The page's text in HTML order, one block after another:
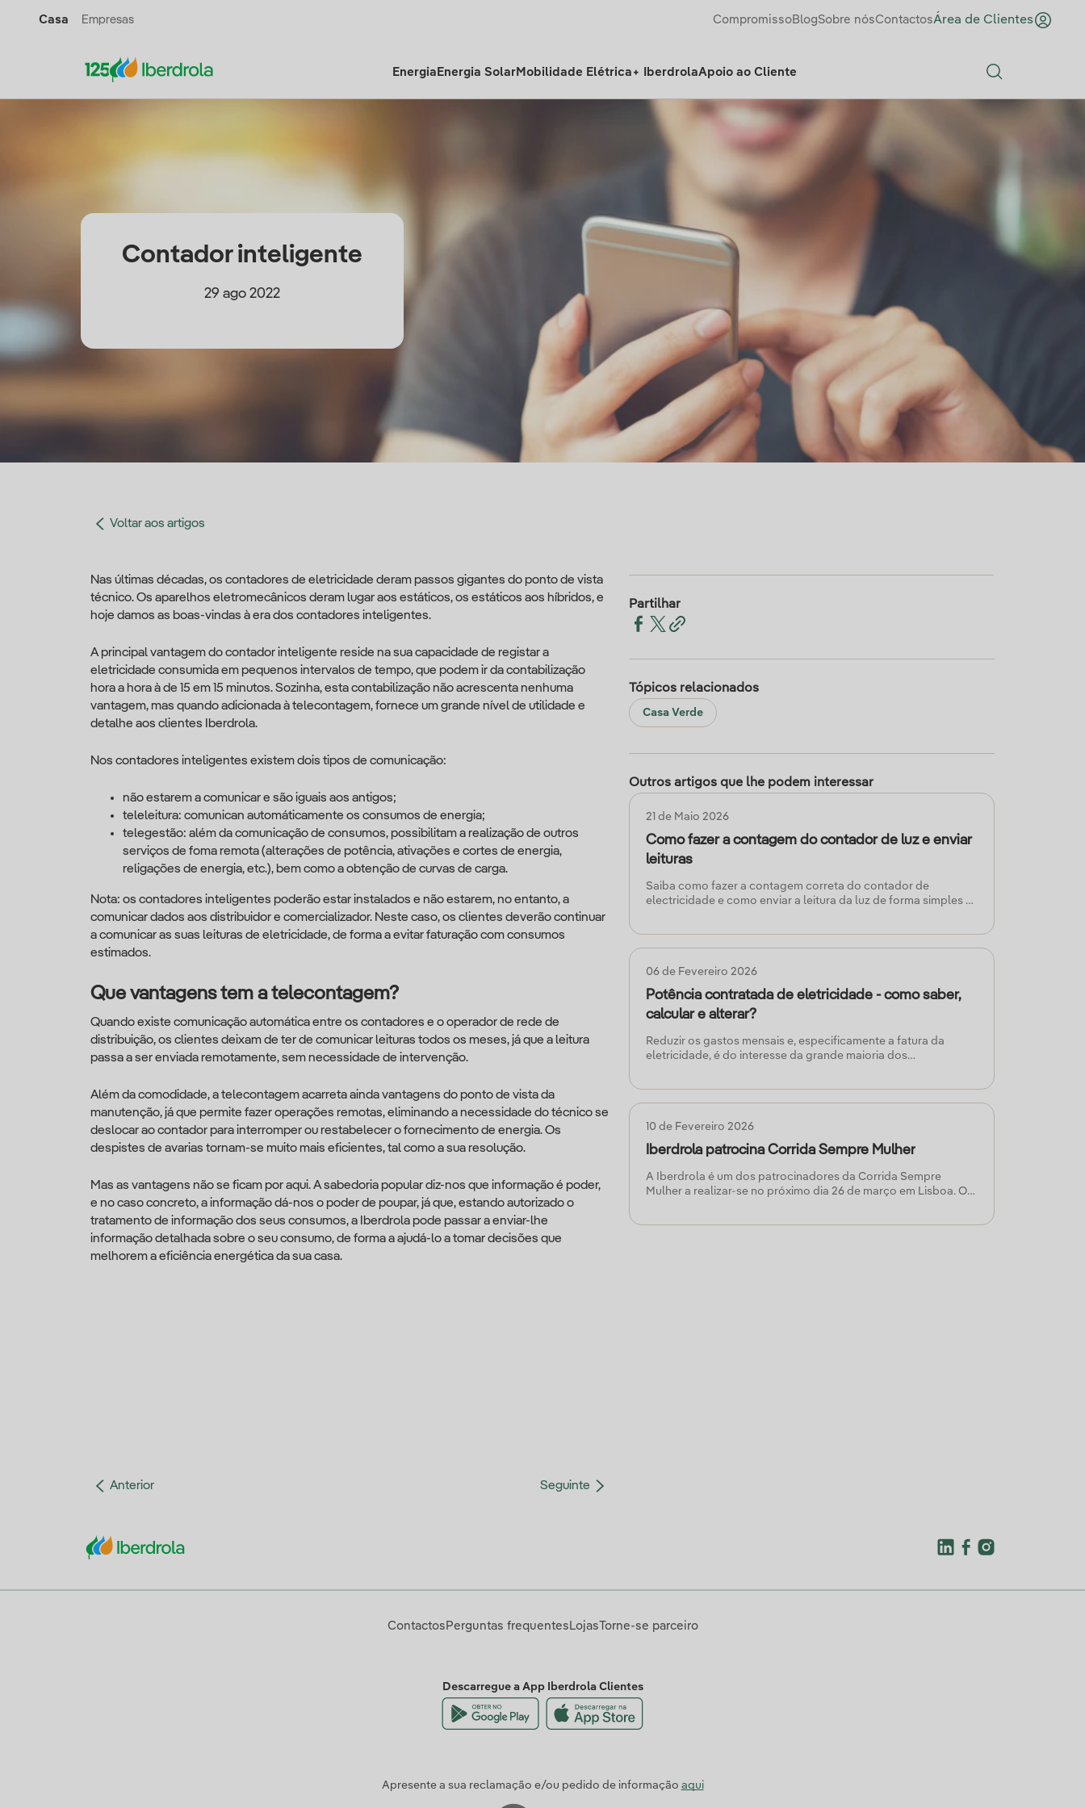
Casa Empresas CompromissoBlogSobre nósContactosÁrea de Clientes
Energia Energia Solar Mobilidade Elétrica + IberdrolaApoio ao Cliente
Contador inteligente
29 ago 2022
Voltar aos artigos
Nas últimas décadas, os contadores de eletricidade deram passos gigantes do ponto de vista
técnico. Os aparelhos eletromecânicos deram lugar aos estáticos, os estáticos aos híbridos, e
hoje damos as boas-vindas à era dos contadores inteligentes.
A principal vantagem do contador inteligente reside na sua capacidade de registar a
eletricidade consumida em pequenos intervalos de tempo, que podem ir da contabilização
hora a hora à de 15 em 15 minutos. Sozinha, esta contabilização não acrescenta nenhuma
vantagem, mas quando adicionada à telecontagem, fornece um grande nível de utilidade e
detalhe aos clientes Iberdrola.
Nos contadores inteligentes existem dois tipos de comunicação:
não estarem a comunicar e são iguais aos antigos;
teleleitura: comunican automáticamente os consumos de energia;
telegestão: além da comunicação de consumos, possibilitam a realização de outros
serviços de foma remota (alterações de potência, ativações e cortes de energia,
religações de energia, etc.), bem como a obtenção de curvas de carga.
Nota: os contadores inteligentes poderão estar instalados e não estarem, no entanto, a
comunicar dados aos distribuidor e comercializador. Neste caso, os clientes deverão continuar
a comunicar as suas leituras de eletricidade, de forma a evitar faturação com consumos
estimados.
Que vantagens tem a telecontagem?
Quando existe comunicação automática entre os contadores e o operador de rede de
distribuição, os clientes deixam de ter de comunicar leituras todos os meses, já que a leitura
passa a ser enviada remotamente, sem necessidade de intervenção.
Além da comodidade, a telecontagem acarreta ainda vantagens do ponto de vista da
manutenção, já que permite fazer operações remotas, eliminando a necessidade do técnico se
deslocar ao contador para interromper ou restabelecer o fornecimento de energia. Os
despistes de avarias tornam-se muito mais eficientes, tal como a sua resolução.
Mas as vantagens não se ficam por aqui. A sabedoria popular diz-nos que informação é poder,
e no caso concreto, a informação dá-nos o poder de poupar, já que, estando autorizado o
tratamento de informação dos seus consumos, a Iberdrola pode passar a enviar-lhe
informação detalhada sobre o seu consumo, de forma a ajudá-lo a tomar decisões que
melhorem a eficiência energética da sua casa.
Anterior Seguinte
Partilhar
Tópicos relacionados
Casa Verde
Outros artigos que lhe podem interessar
21 de Maio 2026
Como fazer a contagem do contador de luz e enviar
leituras
Saiba como fazer a contagem correta do contador de
electricidade e como enviar a leitura da luz de forma simples e
06 de Fevereiro 2026
Potência contratada de eletricidade - como saber,
calcular e alterar?
Reduzir os gastos mensais e, especificamente a fatura da
eletricidade, é do interesse da grande maioria dos
10 de Fevereiro 2026
Iberdrola patrocina Corrida Sempre Mulher
A Iberdrola é um dos patrocinadores da Corrida Sempre
Mulher a realizar-se no próximo dia 26 de março em Lisboa. O
Contactos Perguntas frequentes LojasTorne-se parceiro
Descarregue a App Iberdrola Clientes
Apresente a sua reclamação e/ou pedido de informação aqui